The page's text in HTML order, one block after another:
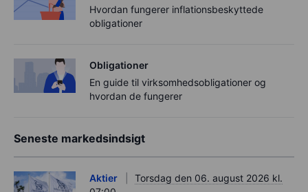
Hvordan fungerer inflationsbeskyttede
obligationer
Obligationer
En guide til virksomhedsobligationer og
hvordan de fungerer
Seneste markedsindsigt
Aktier
Torsdag den 06. august 2026 kl.